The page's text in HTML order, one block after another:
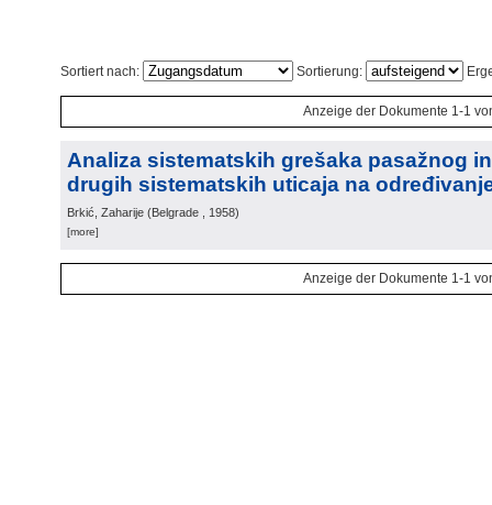
Sortiert nach: Sortierung:
Anzeige der Dokumente 1-1
Analiza sistematskih grešaka pasažnog
drugih sistematskih uticaja na
Brkić, Zaharije (Belgrade , 1958)
[more]
Anzeige der Dokumente 1-1